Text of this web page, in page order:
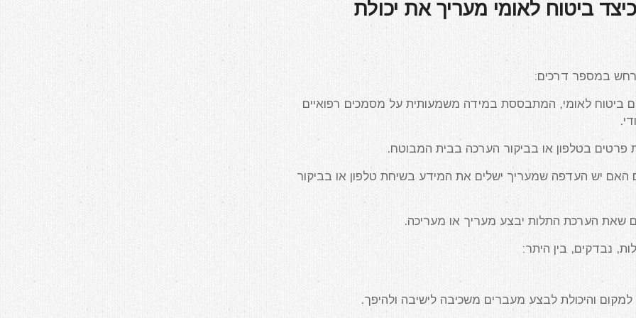
ביטוח לאומי מעריך את יכולת
במספר דרכים:
ביטוח לאומי, המתבססת במידה משמעותית על מסמכים רפואיים
בטלפון או בביקור הערכה בבית המבוטח.
האם יש העדפה שמעריך ישלים את המידע בשיחת טלפון או בביקור
שאת הערכת התלות יבצע מעריך או מעריכה.
נבדקים, בין היתר:
והיכולת לבצע מעברים משכיבה לישיבה ולהיפך.